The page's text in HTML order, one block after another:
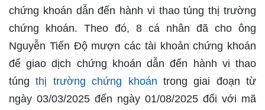
chứng khoán dẫn đến hành vi thao túng thị trường
chứng khoán. Theo đó, 8 cá nhân đã cho ông
Nguyễn Tiến Độ mượn các tài khoản chứng khoán
để giao dịch chứng khoán dẫn đến hành vi thao
túngthị trường chứng khoán trong giai đoạn từ
ngày 03/03/2025 đến ngày 01/08/2025 đối với mã